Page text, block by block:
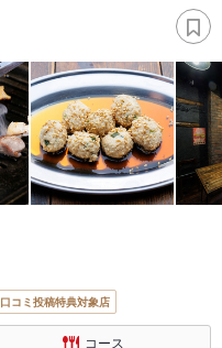
口コミ投稿特典対象店
コース